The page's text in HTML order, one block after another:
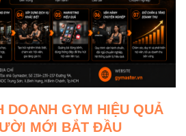
DOANH GYM HIỆU QUẢ
MỚI BẮT ĐẦU